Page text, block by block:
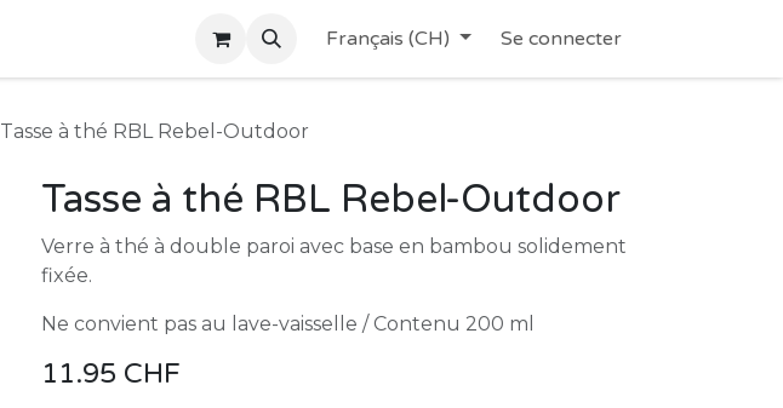
Français (CH) Se connecter
Tasse à thé RBL Rebel-Outdoor
Tasse à thé RBL Rebel-Outdoor
Verre à thé à double paroi avec base en bambou solidement
fixée.
Ne convient pas au lave-vaisselle / Contenu 200 ml
11.95 CHF